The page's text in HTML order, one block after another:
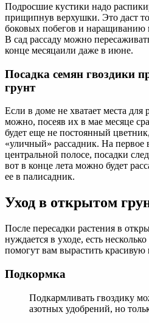
Подросшие кустики надо
прищипнув верхушки. Это даст
боковых побегов и
В сад рассаду можно
конце месяцаили даже в июне.
Посадка семян гвоздики
грунт
Если в доме не хватает места для
можно, посеяв их в мае месяце
будет еще не постоянный
«уличный» рассадник. На первое
центральной полосе, посадки
вот в конце лета можно будет
ее в палисадник.
Уход в открытом
После пересадки растения в
нуждается в уходе, есть
помогут вам вырастить красивую
Подкормка
Подкармливать гвоздику
азотных удобрений, но